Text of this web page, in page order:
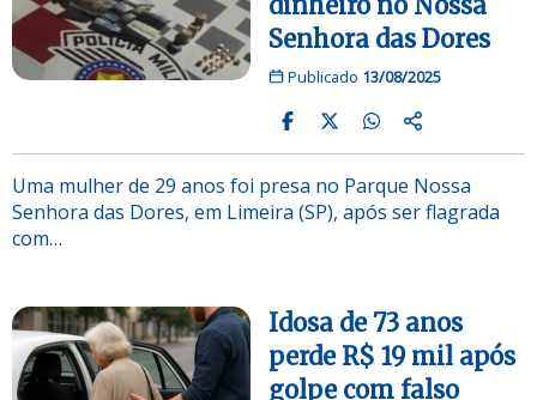
Senhora das Dores
Publicado 13/08/2025
Uma mulher de 29 anos foi presa no Parque Nossa
Senhora das Dores, em Limeira (SP), após ser flagrada
com…
Idosa de 73 anos
perde R$ 19 mil após
golpe com falso